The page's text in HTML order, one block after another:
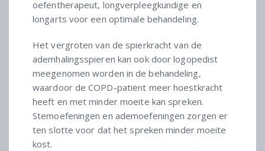
oefentherapeut, longverpleegkundige en
longarts voor een optimale behandeling.
Het vergroten van de spierkracht van de
ademhalingsspieren kan ook door logopedist
meegenomen worden in de behandeling,
waardoor de COPD-patiënt meer hoestkracht
heeft en met minder moeite kan spreken.
Stemoefeningen en ademoefeningen zorgen er
ten slotte voor dat het spreken minder moeite
kost.